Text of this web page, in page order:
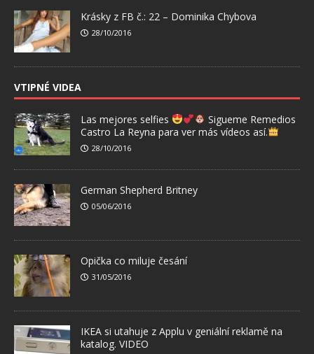
Krásky z FB č.: 22 – Dominika Chybova
28/10/2016
VTIPNÉ VIDEA
Las mejores selfies
Sigueme Remedios
Castro La Reyna para ver más vídeos así.
28/10/2016
German Shepherd Britney
05/06/2016
Opička co miluje česání
31/05/2016
IKEA si utahuje z Applu v geniální reklamě na
katalog. VIDEO